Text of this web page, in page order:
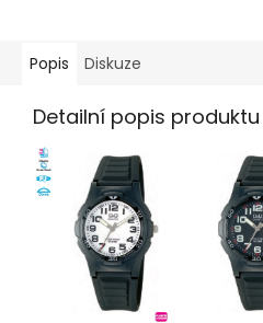
Popis Diskuze
Detailní popis produktu